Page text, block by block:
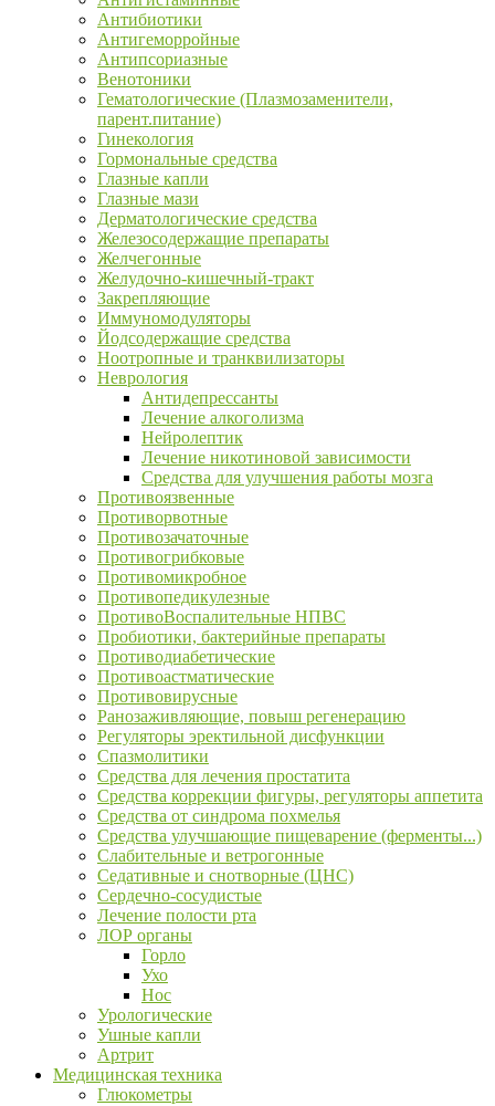
Антибиотики
Антигеморройные
Антипсориазные
Венотоники
Гематологические (Плазмозаменители,
парент.питание)
Гинекология
Гормональные средства
Глазные капли
Глазные мази
Дерматологические средства
Железосодержащие препараты
Желчегонные
Желудочно-кишечный-тракт
Закрепляющие
Иммуномодуляторы
Йодсодержащие средства
Ноотропные и транквилизаторы
Неврология
Антидепрессанты
Лечение алкоголизма
Нейролептик
Лечение никотиновой зависимости
Средства для улучшения работы мозга
Противоязвенные
Противорвотные
Противозачаточные
Противогрибковые
Противомикробное
Противопедикулезные
ПротивоВоспалительные НПВС
Пробиотики, бактерийные препараты
Противодиабетические
Противоастматические
Противовирусные
Ранозаживляющие, повыш регенерацию
Регуляторы эректильной дисфункции
Спазмолитики
Средства для лечения простатита
Средства коррекции фигуры, регуляторы аппетита
Средства от синдрома похмелья
Средства улучшающие пищеварение (ферменты...)
Слабительные и ветрогонные
Седативные и снотворные (ЦНС)
Сердечно-сосудистые
Лечение полости рта
ЛОР органы
Горло
Ухо
Нос
Урологические
Ушные капли
Артрит
Медицинская техника
Глюкометры